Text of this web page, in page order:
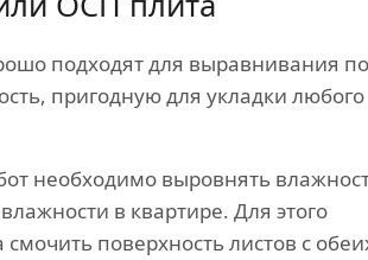
подходят для выравнивания
пригодную для укладки любого
необходимо выровнять
в квартире. Для этого
поверхность листов с